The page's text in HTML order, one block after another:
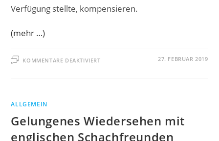
Verfügung stellte, kompensieren.
(mehr …)
KOMMENTARE DEAKTIVIERTFÜR 27. FEBRUAR 2019
ALLGEMEIN
Gelungenes Wiedersehen mit
englischen Schachfreunden